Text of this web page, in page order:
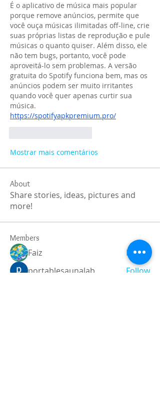
É o aplicativo de música mais popular
porque remove anúncios, permite que
você ouça músicas ilimitadas off-line, crie
suas próprias listas de reprodução e pule
músicas o quanto quiser. Além disso, ele
não tem bugs, portanto, você pode
aproveitá-lo sem problemas. A versão
gratuita do Spotify funciona bem, mas os
anúncios podem ser muito irritantes
quando você quer apenas curtir sua
música.
https://spotifyapkpremium.pro/
Mostrar mais comentários
About
Share stories, ideas, pictures and
more!
Members
Faiz
Follow
portablesaunalab
Follow